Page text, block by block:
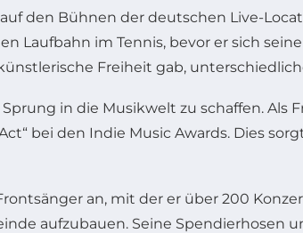
den Bühnen der deutschen Live-
Laufbahn im Tennis, bevor er sich
Freiheit gab,
in die Musikwelt zu schaffen.
bei den Indie Music Awards. Dies
an, mit der er über 200
aufzubauen. Seine Spendierhosen